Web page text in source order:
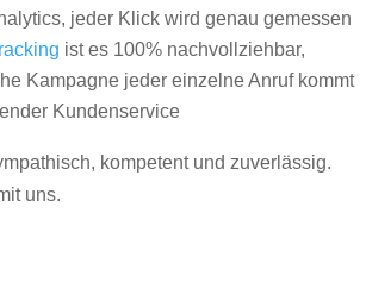
jeder Klick wird genau gemessen
ist es 100% nachvollziehbar,
Kampagne jeder einzelne Anruf kommt
Kundenservice
kompetent und zuverlässig.
uns.